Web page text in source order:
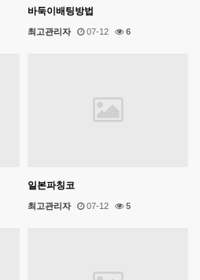
바둑이배팅방법
최고관리자 07-12 6
일본파칭코
최고관리자 07-12 5